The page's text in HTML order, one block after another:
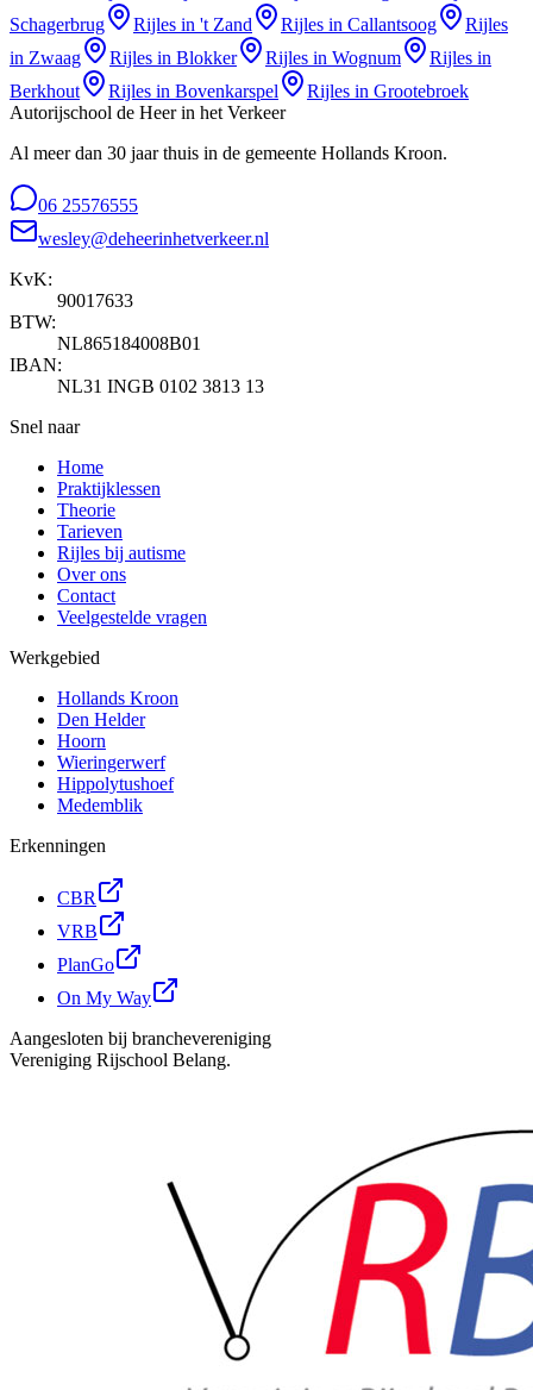
Schagerbrug
Rijles in 't Zand Rijles in Callantsoog
Rijles
in Zwaag Rijles in Blokker Rijles in Wognum
Rijles in
Berkhout
Rijles in Bovenkarspel Rijles in Grootebroek
Autorijschool de Heer in het Verkeer
Al meer dan 30 jaar thuis in de gemeente Hollands Kroon.
06 25576555
wesley@deheerinhetverkeer.nl
KvK:
90017633
BTW:
NL865184008B01
IBAN:
NL31 INGB 0102 3813 13
Snel naar
Home
Praktijklessen
Theorie
Tarieven
Rijles bij autisme
Over ons
Contact
Veelgestelde vragen
Werkgebied
Hollands Kroon
Den Helder
Hoorn
Wieringerwerf
Hippolytushoef
Medemblik
Erkenningen
CBR
VRB
PlanGo
On My Way
Aangesloten bij branchevereniging
Vereniging Rijschool Belang.